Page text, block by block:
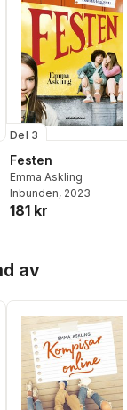
röster:
Del 3
Festen
Emma Askling
Inbunden, 2023
181 kr
av